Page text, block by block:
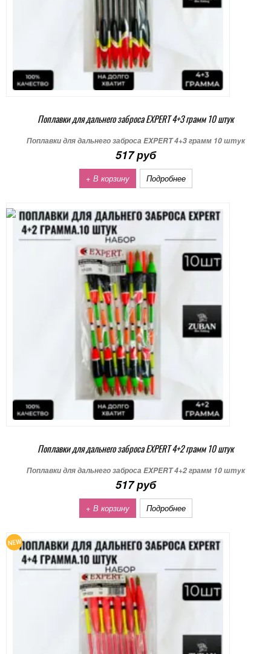
Поплавки для дальнего заброса EXPERT 4+3 грамм 10 штук
Поплавки для дальнего заброса EXPERT 4+3 грамм 10 штук
517 руб
+ В корзину Подробнее
Поплавки для дальнего заброса EXPERT 4+2 грамм 10 штук
Поплавки для дальнего заброса EXPERT 4+2 грамм 10 штук
517 руб
+ В корзину Подробнее